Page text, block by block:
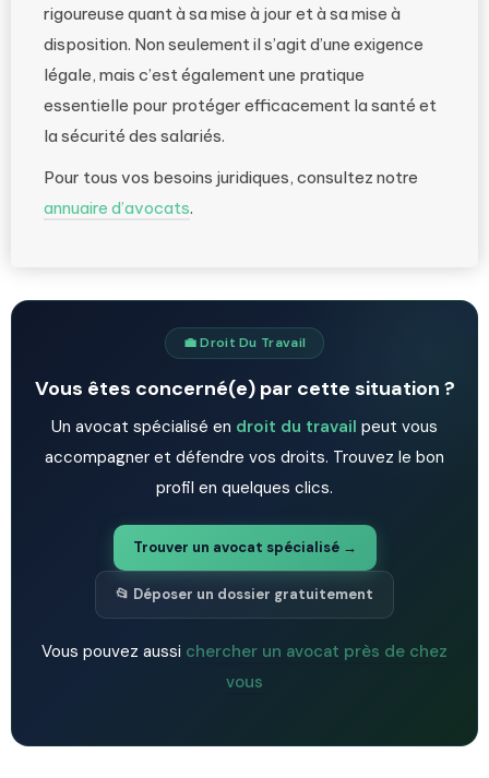
rigoureuse quant à sa mise à jour et à sa mise à
disposition. Non seulement il s’agit d’une exigence
légale, mais c’est également une pratique
essentielle pour protéger efficacement la santé et
la sécurité des salariés.
Pour tous vos besoins juridiques, consultez notre
annuaire d’avocats.
💼 Droit Du Travail
Vous êtes concerné(e) par cette situation ?
Un avocat spécialisé en droit du travail peut vous
accompagner et défendre vos droits. Trouvez le bon
profil en quelques clics.
Trouver un avocat spécialisé →
📂 Déposer un dossier gratuitement
Vous pouvez aussi chercher un avocat près de chez
vous